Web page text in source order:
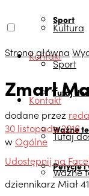
Sport
Kontakt
Tutaj
Ważne
Petycje i
Kultura
Sport
Kontakt
Tutaj
Ważne
Strona główna
Zmarł
dodane przez
30 listopada 2016
wOgólne
Udostępnij na
dziennikarz Miał